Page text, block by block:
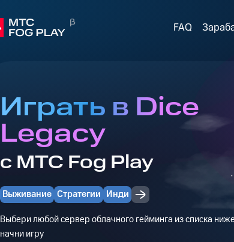
FAQ
Играть в Dice
Legacy
с МТС Fog Play
Выживание Стратегии Инди
Выбери любой сервер облачного гейминга из списка
начни игру